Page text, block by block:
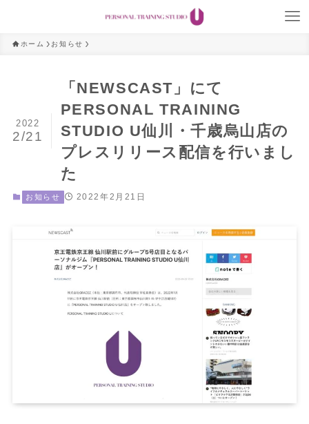
ホーム お知らせ
「NEWSCAST」にて
PERSONAL TRAINING
STUDIO U仙川・千歳烏山店の
プレスリリース配信を行いまし
た
2022
2/21
お知らせ 2022年2月21日